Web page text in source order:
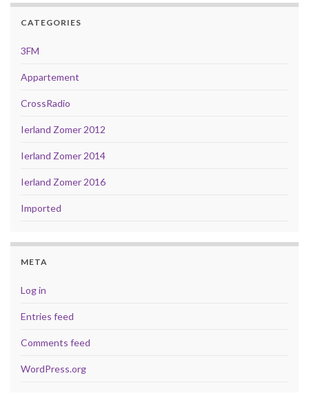
CATEGORIES
3FM
Appartement
CrossRadio
Ierland Zomer 2012
Ierland Zomer 2014
Ierland Zomer 2016
Imported
META
Log in
Entries feed
Comments feed
WordPress.org